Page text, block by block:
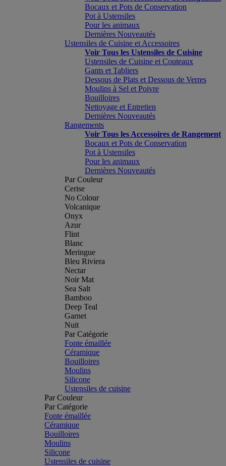
Bocaux et Pots de Conservation
Pot à Ustensiles
Pour les animaux
Dernières Nouveautés
Ustensiles de Cuisine et Accessoires
Voir Tous les Ustensiles de Cuisine
Ustensiles de Cuisine et Couteaux
Gants et Tabliers
Dessous de Plats et Dessous de Verres
Moulins à Sel et Poivre
Bouilloires
Nettoyage et Entretien
Dernières Nouveautés
Rangements
Voir Tous les Accessoires de Rangement
Bocaux et Pots de Conservation
Pot à Ustensiles
Pour les animaux
Dernières Nouveautés
Par Couleur
Cerise
No Colour
Volcanique
Onyx
Azur
Flint
Blanc
Meringue
Bleu Riviera
Nectar
Noir Mat
Sea Salt
Bamboo
Deep Teal
Garnet
Nuit
Par Catégorie
Fonte émaillée
Céramique
Bouilloires
Moulins
Silicone
Ustensiles de cuisine
Par Couleur
Par Catégorie
Fonte émaillée
Céramique
Bouilloires
Moulins
Silicone
Ustensiles de cuisine